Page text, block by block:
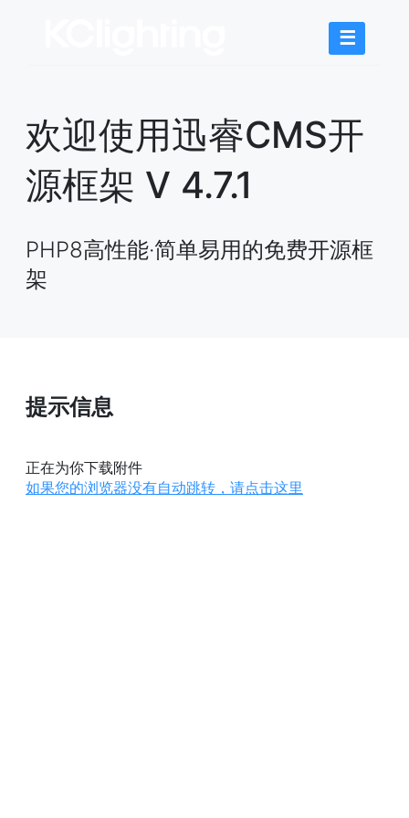
☰
欢迎使用迅睿CMS开
源框架 V 4.7.1
PHP8高性能·简单易用的免费开源框
架
提示信息
正在为你下载附件
如果您的浏览器没有自动跳转，请点击这里